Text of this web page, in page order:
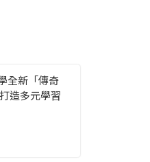
全新「傳奇
造多元學習